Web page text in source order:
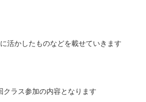
活かしたものなどを載せていきます
ラス参加の内容となります